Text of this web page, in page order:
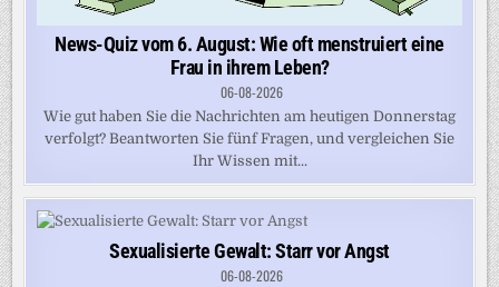
News-Quiz vom 6. August: Wie oft menstruiert eine
Frau in ihrem Leben?
06-08-2026
Wie gut haben Sie die Nachrichten am heutigen Donnerstag
verfolgt? Beantworten Sie fünf Fragen, und vergleichen Sie
Ihr Wissen mit...
Sexualisierte Gewalt: Starr vor Angst
06-08-2026